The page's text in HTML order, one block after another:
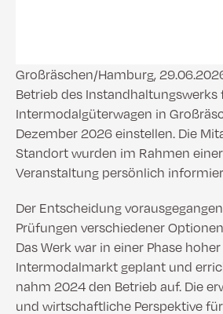
Großräschen/Hamburg,
Betrieb des Instandhaltungswerks
Intermodalgüterwagen in
Dezember 2026 einstellen. Die
Standort wurden im Rahmen
Veranstaltung persönlich
Der Entscheidung
Prüfungen verschiedener
Das Werk war in einer Phase
Intermodalmarkt geplant und
nahm 2024 den Betrieb auf. Die
und wirtschaftliche Perspektive